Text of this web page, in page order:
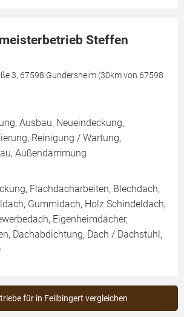
Steffen
3, 67598 Gundersheim (30km von 67598
Ausbau, Neueindeckung,
Reinigung / Wartung,
Außendämmung
Flachdacharbeiten, Blechdach,
Gummidach, Holz Schindeldach,
Eigenheimdächer,
Dachabdichtung, Dach / Dachstuhl,
für in Feilbingert vergleichen